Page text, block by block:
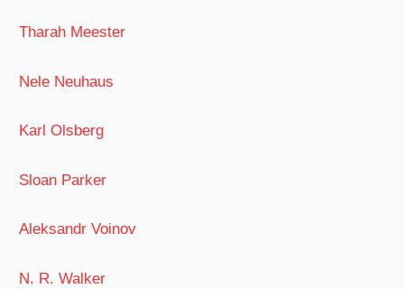
Tharah Meester
Nele Neuhaus
Karl Olsberg
Sloan Parker
Aleksandr Voinov
N. R. Walker